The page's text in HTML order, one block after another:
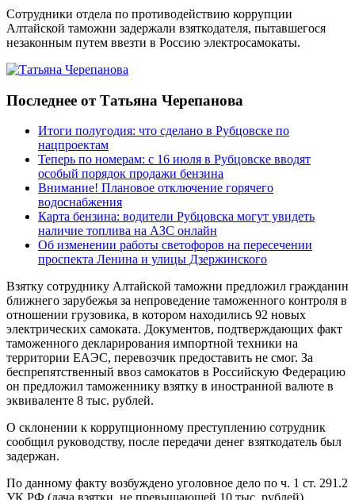
Сотрудники отдела по противодействию коррупции
Алтайской таможни задержали взяткодателя, пытавшегося
незаконным путем ввезти в Россию электросамокаты.
Последнее от Татьяна Черепанова
Итоги полугодия: что сделано в Рубцовске по
нацпроектам
Теперь по номерам: с 16 июля в Рубцовске вводят
особый порядок продажи бензина
Внимание! Плановое отключение горячего
водоснабжения
Карта бензина: водители Рубцовска могут увидеть
наличие топлива на АЗС онлайн
Об изменении работы светофоров на пересечении
проспекта Ленина и улицы Дзержинского
Взятку сотруднику Алтайской таможни предложил гражданин
ближнего зарубежья за непроведение таможенного контроля в
отношении грузовика, в котором находились 92 новых
электрических самоката. Документов, подтверждающих факт
таможенного декларирования импортной техники на
территории ЕАЭС, перевозчик предоставить не смог. За
беспрепятственный ввоз самокатов в Российскую Федерацию
он предложил таможеннику взятку в иностранной валюте в
эквиваленте 8 тыс. рублей.
О склонении к коррупционному преступлению сотрудник
сообщил руководству, после передачи денег взяткодатель был
задержан.
По данному факту возбуждено уголовное дело по ч. 1 ст. 291.2